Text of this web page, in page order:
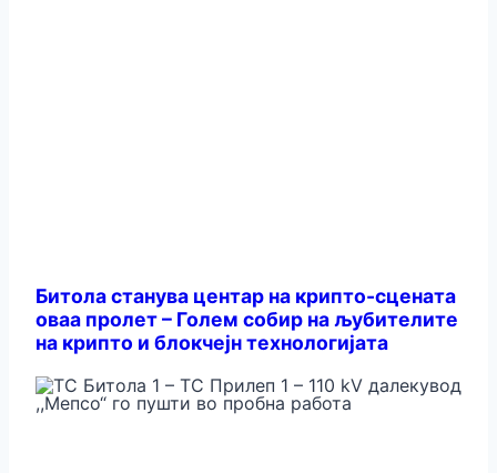
Битола станува центар на крипто-сцената
оваа пролет – Голем собир на љубителите
на крипто и блокчејн технологијата